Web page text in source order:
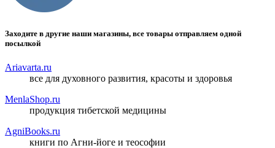
Заходите в другие наши магазины, все товары отправляем одной
посылкой
Ariavarta.ru
все для духовного развития, красоты и здоровья
MenlaShop.ru
продукция тибетской медицины
AgniBooks.ru
книги по Агни-йоге и теософии